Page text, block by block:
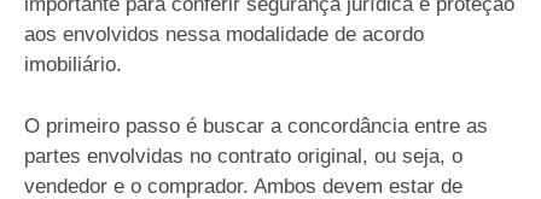
aos envolvidos nessa modalidade de acordo
imobiliário.
O primeiro passo é buscar a concordância entre as
partes envolvidas no contrato original, ou seja, o
vendedor e o comprador. Ambos devem estar de